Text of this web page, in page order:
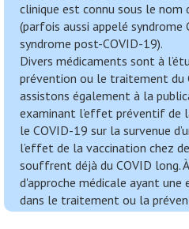
clinique est connu sous le nom
(parfois aussi appelé syndrome
syndrome post-COVID-19).
Divers médicaments sont à
prévention ou le traitement du
assistons également à la
examinant l’effet préventif de
le COVID-19 sur la survenue
l’effet de la vaccination chez
souffrent déjà du COVID long.
d'approche médicale ayant
dans le traitement ou la